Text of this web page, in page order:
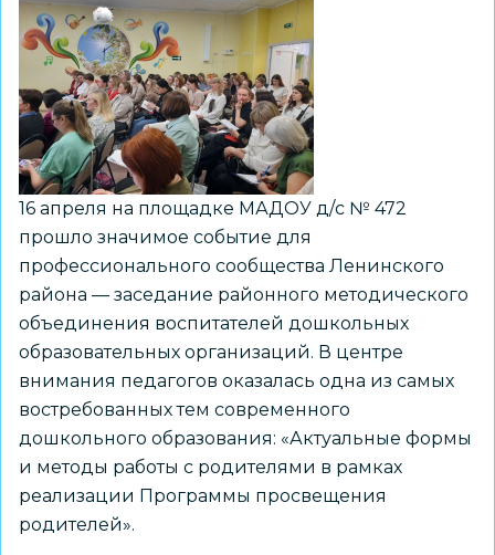
в
заседании
окружного
методического
объединения
Центрального
округа
16 апреля на площадке МАДОУ д/с № 472
прошло значимое событие для
профессионального сообщества Ленинского
района — заседание районного методического
объединения воспитателей дошкольных
образовательных организаций. В центре
внимания педагогов оказалась одна из самых
востребованных тем современного
дошкольного образования: «Актуальные формы
и методы работы с родителями в рамках
реализации Программы просвещения
родителей».